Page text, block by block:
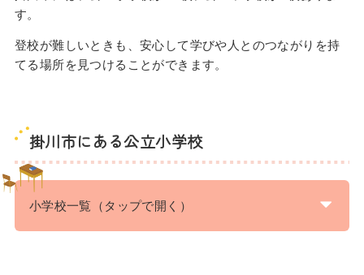
す。
登校が難しいときも、安心して学びや人とのつながりを持
てる場所を見つけることができます。
掛川市にある公立小学校
小学校一覧（タップで開く）